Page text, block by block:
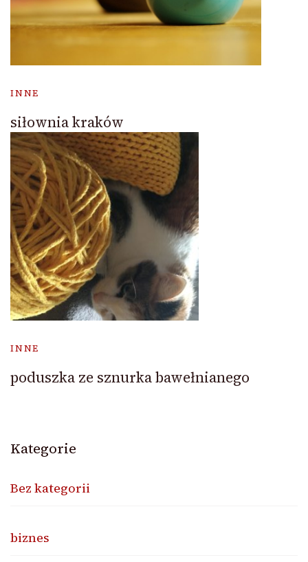
INNE
siłownia kraków
INNE
poduszka ze sznurka bawełnianego
Kategorie
Bez kategorii
biznes